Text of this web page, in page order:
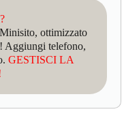
ottimizzato
telefono,
GESTISCI LA